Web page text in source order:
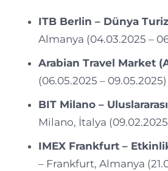
ITB Berlin – Dünya
Almanya (04.03.2025 –
Arabian Travel Market
(06.05.2025 – 09.05.2025)
BIT Milano –
Milano, İtalya (09.02.2025
IMEX Frankfurt –
– Frankfurt, Almanya